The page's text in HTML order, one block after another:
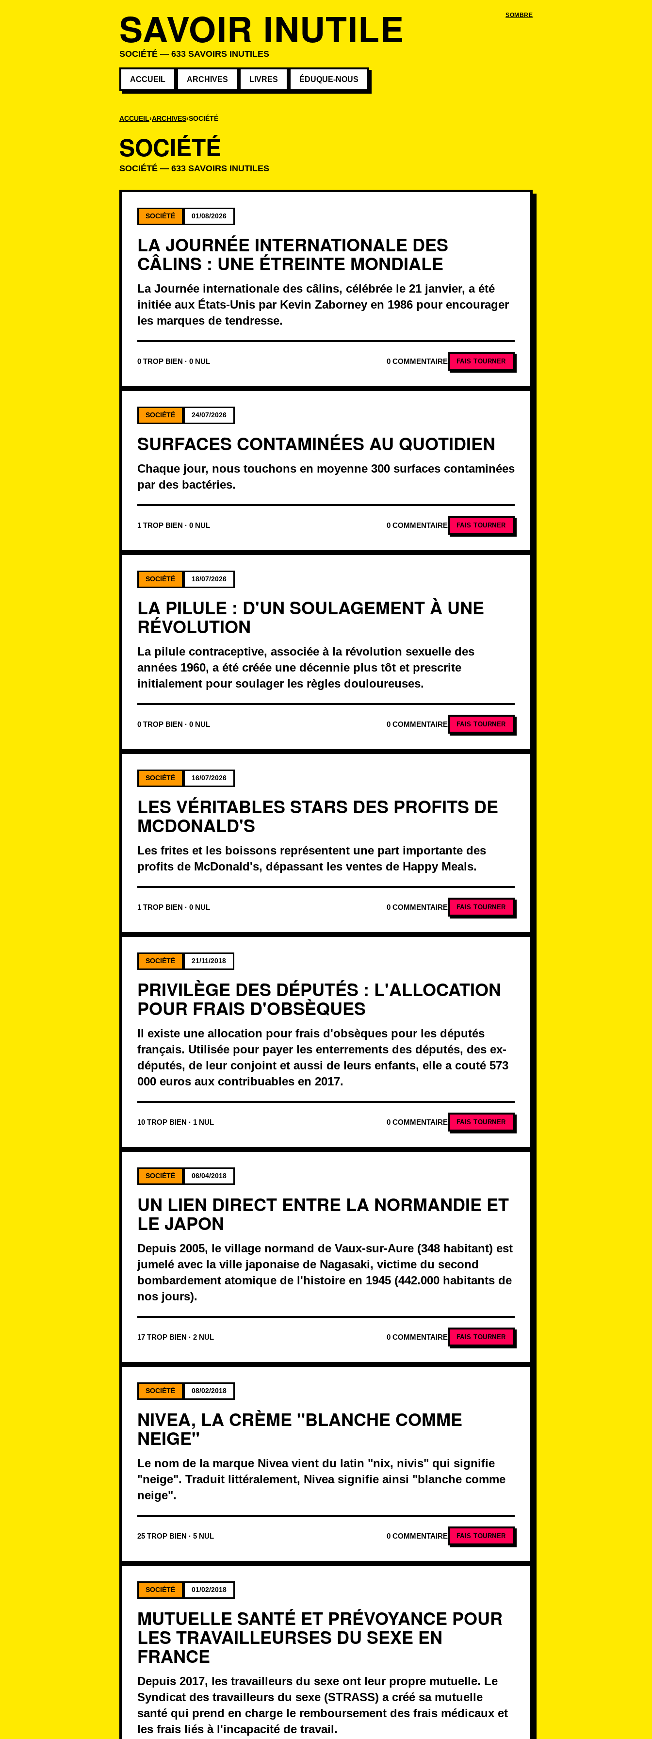
SOMBRE
SAVOIR INUTILE
SOCIÉTÉ — 633 SAVOIRS INUTILES
ACCUEIL ARCHIVES LIVRES ÉDUQUE-NOUS
ACCUEIL ARCHIVES SOCIÉTÉ
SOCIÉTÉ
SOCIÉTÉ — 633 SAVOIRS INUTILES
Savoirs de la catégorie
SOCIÉTÉ 01/08/2026
LA JOURNÉE INTERNATIONALE DES
CÂLINS : UNE ÉTREINTE MONDIALE
La Journée internationale des câlins, célébrée le 21 janvier, a été
initiée aux États-Unis par Kevin Zaborney en 1986 pour encourager
les marques de tendresse.
0 TROP BIEN · 0 NUL 0 COMMENTAIRE FAIS TOURNER
SOCIÉTÉ 24/07/2026
SURFACES CONTAMINÉES AU QUOTIDIEN
Chaque jour, nous touchons en moyenne 300 surfaces contaminées
par des bactéries.
1 TROP BIEN · 0 NUL 0 COMMENTAIRE FAIS TOURNER
SOCIÉTÉ 18/07/2026
LA PILULE : D'UN SOULAGEMENT À UNE
RÉVOLUTION
La pilule contraceptive, associée à la révolution sexuelle des
années 1960, a été créée une décennie plus tôt et prescrite
initialement pour soulager les règles douloureuses.
0 TROP BIEN · 0 NUL 0 COMMENTAIRE FAIS TOURNER
SOCIÉTÉ 16/07/2026
LES VÉRITABLES STARS DES PROFITS DE
MCDONALD'S
Les frites et les boissons représentent une part importante des
profits de McDonald's, dépassant les ventes de Happy Meals.
1 TROP BIEN · 0 NUL 0 COMMENTAIRE FAIS TOURNER
SOCIÉTÉ 21/11/2018
PRIVILÈGE DES DÉPUTÉS : L'ALLOCATION
POUR FRAIS D'OBSÈQUES
Il existe une allocation pour frais d'obsèques pour les députés
français. Utilisée pour payer les enterrements des députés, des ex-
députés, de leur conjoint et aussi de leurs enfants, elle a couté 573
000 euros aux contribuables en 2017.
10 TROP BIEN · 1 NUL 0 COMMENTAIRE FAIS TOURNER
SOCIÉTÉ 06/04/2018
UN LIEN DIRECT ENTRE LA NORMANDIE ET
LE JAPON
Depuis 2005, le village normand de Vaux-sur-Aure (348 habitant) est
jumelé avec la ville japonaise de Nagasaki, victime du second
bombardement atomique de l'histoire en 1945 (442.000 habitants de
nos jours).
17 TROP BIEN · 2 NUL 0 COMMENTAIRE FAIS TOURNER
SOCIÉTÉ 08/02/2018
NIVEA, LA CRÈME "BLANCHE COMME
NEIGE"
Le nom de la marque Nivea vient du latin "nix, nivis" qui signifie
"neige". Traduit littéralement, Nivea signifie ainsi "blanche comme
neige".
25 TROP BIEN · 5 NUL 0 COMMENTAIRE FAIS TOURNER
SOCIÉTÉ 01/02/2018
MUTUELLE SANTÉ ET PRÉVOYANCE POUR
LES TRAVAILLEURSES DU SEXE EN
FRANCE
Depuis 2017, les travailleurs du sexe ont leur propre mutuelle. Le
Syndicat des travailleurs du sexe (STRASS) a créé sa mutuelle
santé qui prend en charge le remboursement des frais médicaux et
les frais liés à l'incapacité de travail.